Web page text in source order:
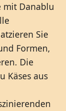
mit Danablu
Sie
Formen,
Die
Käses aus